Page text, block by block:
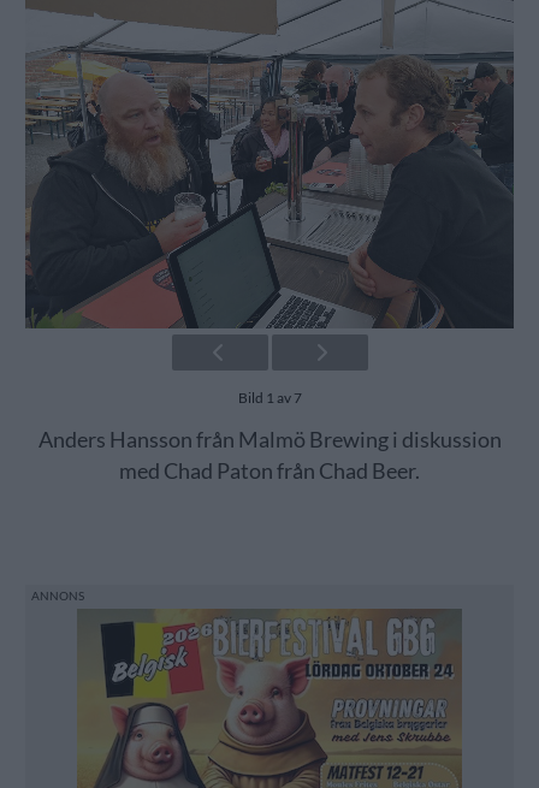
Bild 1 av 7
Anders Hansson från Malmö Brewing i diskussion
med Chad Paton från Chad Beer.